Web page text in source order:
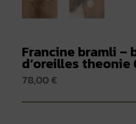
Francine bramli –
d’oreilles theonie
78,00€